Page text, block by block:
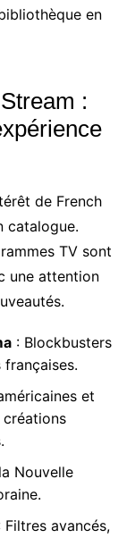
en
:
de French
catalogue.
TV sont
une attention
: Blockbusters
et
Nouvelle
Filtres avancés,